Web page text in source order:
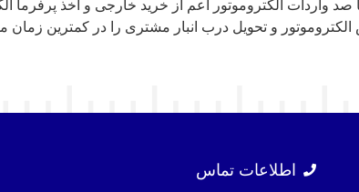
الکتروموتور اعم از خرید خارجی و اخذ پرفرما
الکتروموتور و تحویل درب انبار مشتری را در کمترین
اطلاعات تماس